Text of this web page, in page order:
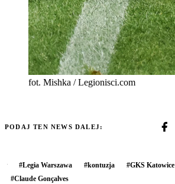
fot. Mishka / Legionisci.com
PODAJ TEN NEWS DALEJ:
#Legia Warszawa #kontuzja #GKS Katowice
#Claude Gonçalves